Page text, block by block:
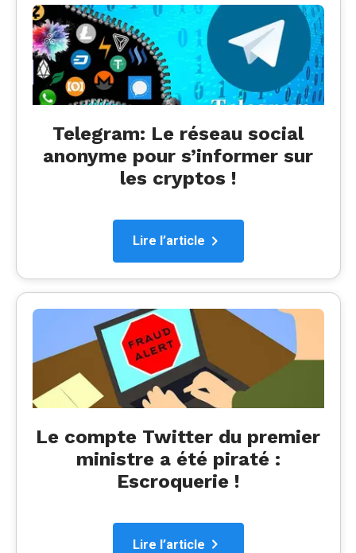
Telegram: Le réseau social
anonyme pour s’informer sur
les cryptos !
Lire l’article
Le compte Twitter du premier
ministre a été piraté :
Escroquerie !
Lire l’article